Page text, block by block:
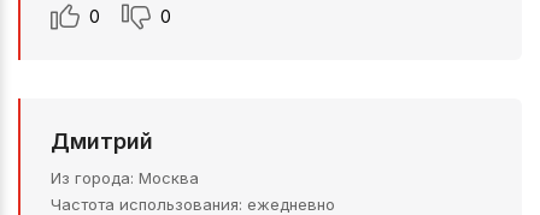
0 0
Дмитрий
Из города Москва
Частота использования ежедневно